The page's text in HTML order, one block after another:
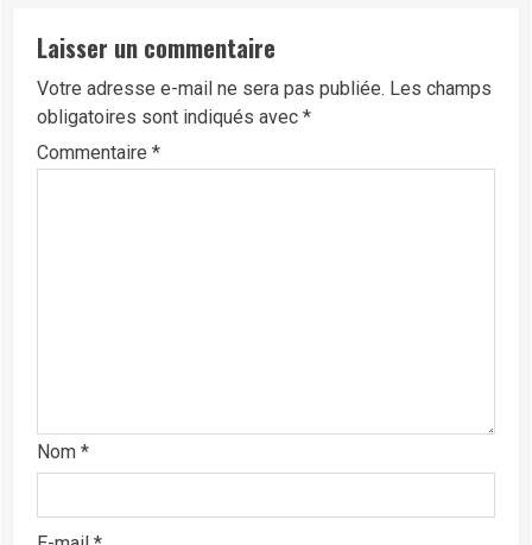
Laisser un commentaire
Votre adresse e-mail ne sera pas publiée. Les champs
obligatoires sont indiqués avec *
Commentaire *
Nom *